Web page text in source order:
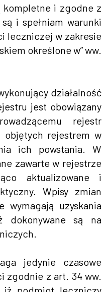
kompletne i zgodne z
i spełniam warunki
leczniczej w zakresie
określone w” ww.
działalność
jest obowiązany
rejestr
objętych rejestrem w
ich powstania. W
zawarte w rejestrze
aktualizowane i
Wpisy zmian
uzyskania
dokonywane są na
jedynie czasowe
zgodnie z art. 34 ww.